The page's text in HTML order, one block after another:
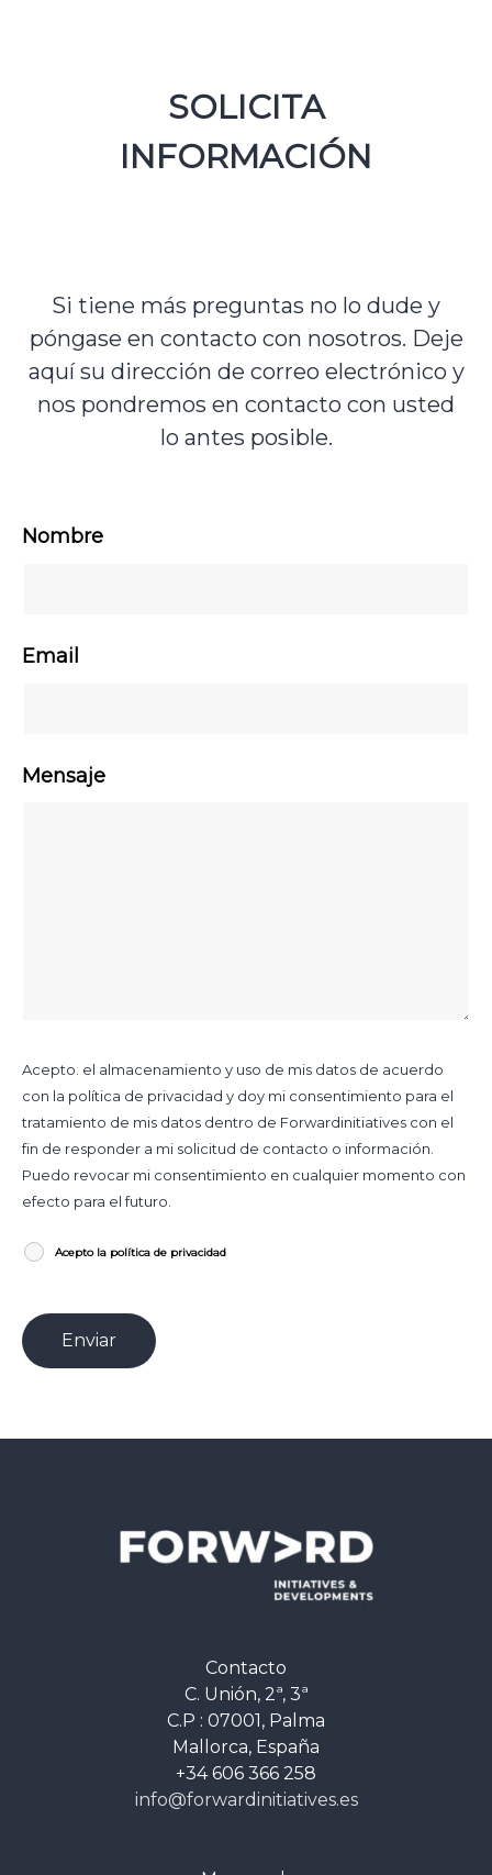
SOLICITA
INFORMACIÓN
Si tiene más preguntas no lo dude y
póngase en contacto con nosotros. Deje
aquí su dirección de correo electrónico y
nos pondremos en contacto con usted
lo antes posible.
Nombre
Email
Mensaje
Acepto. el almacenamiento y uso de mis datos de acuerdo
con la política de privacidad y doy mi consentimiento para el
tratamiento de mis datos dentro de Forwardinitiatives con el
fin de responder a mi solicitud de contacto o información.
Puedo revocar mi consentimiento en cualquier momento con
efecto para el futuro.
Acepto la política de privacidad
Contacto
C. Unión, 2ª, 3ª
C.P : 07001, Palma
Mallorca, España
+34 606 366 258
info@forwardinitiatives.es